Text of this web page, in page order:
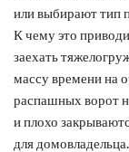
или выбирают тип
К чему это
заехать
массу времени на
распашных ворот
и плохо
для